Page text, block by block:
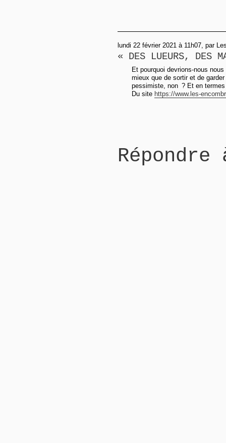
lundi 22 février 2021 à 11h07, par
« DES LUEURS, DES
Et pourquoi devrions-nous
mieux que de sortir et de
pessimiste, non ? Et en
Du site https://www.les-